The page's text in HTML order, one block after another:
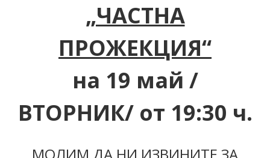
„ЧАСТНА
ПРОЖЕКЦИЯ“
на 19 май /
ВТОРНИК/ от 19:30 ч.